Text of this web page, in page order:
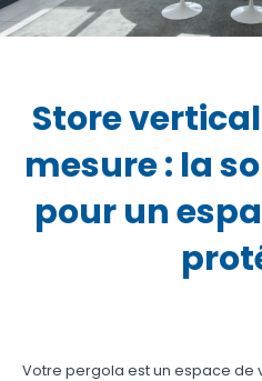
Store
mesure : la
pour un
Votre pergola est un espace de